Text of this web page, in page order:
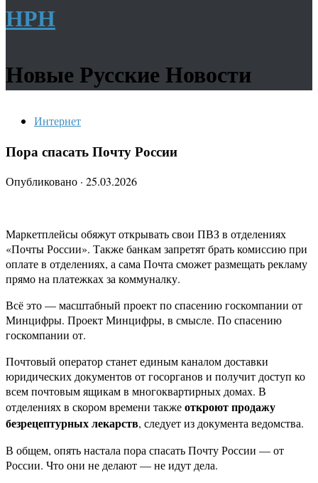
НРН
Новые Русские Новости
Интернет
Пора спасать Почту России
Опубликовано · 25.03.2026
Маркетплейсы обяжут открывать свои ПВЗ в отделениях
«Почты России». Также банкам запретят брать комиссию при
оплате в отделениях, а сама Почта сможет размещать рекламу
прямо на платежках за коммуналку.
Всё это — масштабный проект по спасению госкомпании от
Минцифры. Проект Минцифры, в смысле. По спасению
госкомпании от.
Почтовый оператор станет единым каналом доставки
юридических документов от госорганов и получит доступ ко
всем почтовым ящикам в многоквартирных домах. В
отделениях в скором времени такжеоткроют продажу
безрецептурных лекарств, следует из документа ведомства.
В общем, опять настала пора спасать Почту России — от
России. Что они не делают — не идут дела.